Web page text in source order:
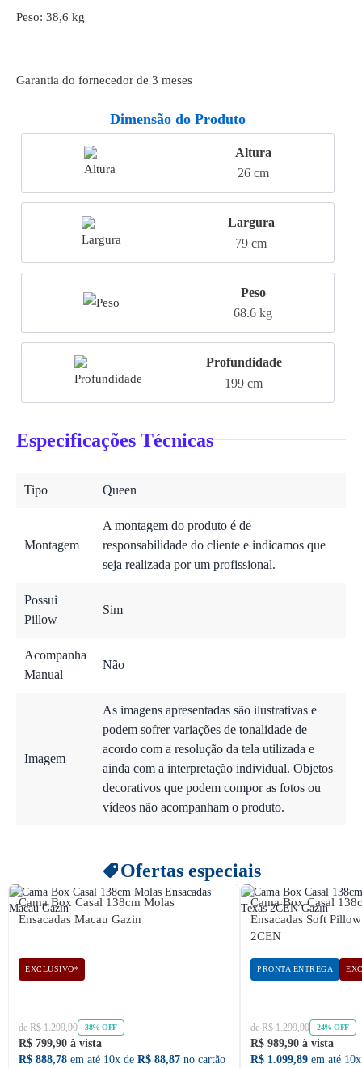
Peso: 38,6 kg
Garantia do fornecedor de 3 meses
Dimensão do Produto
Altura
26 cm
Largura
79 cm
Peso
68.6 kg
Profundidade
199 cm
Especificações Técnicas
Tipo Queen
Montagem
A montagem do produto é de
responsabilidade do cliente e indicamos que
seja realizada por um profissional.
Possui
Pillow
Sim
Acompanha
Manual
Não
Imagem
As imagens apresentadas são ilustrativas e
podem sofrer variações de tonalidade de
acordo com a resolução da tela utilizada e
ainda com a interpretação individual. Objetos
decorativos que podem compor as fotos ou
vídeos não acompanham o produto.
Ofertas especiais
Cama Box Casal 138cm Molas
Ensacadas Macau Gazin
EXCLUSIVO*
de R$ 1.299,90 38% OFF
R$ 799,90 à vista
R$ 888,78 em até 10x de R$ 88,87 no cartão
Cama Box Casal
Ensacadas Soft
2CEN
PRONTA ENTREGA
de R$ 1.299,90 24% OFF
R$ 989,90 à vista
R$ 1.099,89 em até